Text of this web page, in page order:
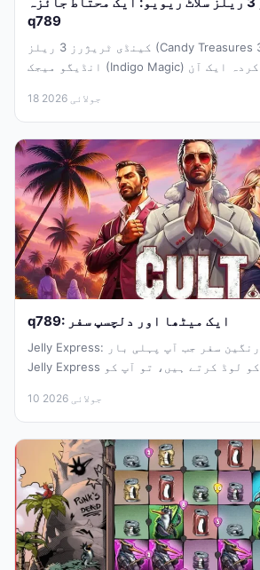
q789
کینڈی ٹریژرز 3 ریلز (Candy Treasures 3 Reels) q789
18 جولائی 2026
q789: ایک میٹھا اور دلچسپ سفر
Jelly Express: ایک میٹھا اور رنگین سفر جب آپ پہلی بار
10 جولائی 2026